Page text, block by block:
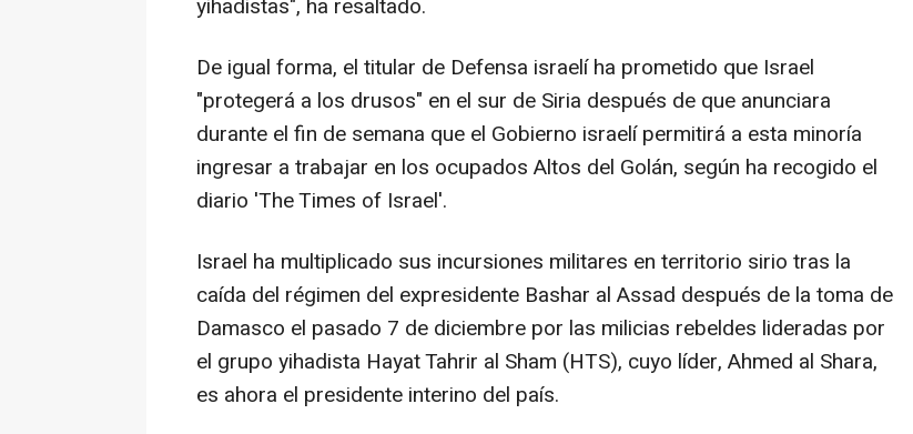
yihadistas", ha resaltado.
De igual forma, el titular de Defensa israelí ha prometido que Israel
"protegerá a los drusos" en el sur de Siria después de que anunciara
durante el fin de semana que el Gobierno israelí permitirá a esta minoría
ingresar a trabajar en los ocupados Altos del Golán, según ha recogido el
diario 'The Times of Israel'.
Israel ha multiplicado sus incursiones militares en territorio sirio tras la
caída del régimen del expresidente Bashar al Assad después de la toma de
Damasco el pasado 7 de diciembre por las milicias rebeldes lideradas por
el grupo yihadista Hayat Tahrir al Sham (HTS), cuyo líder, Ahmed al Shara,
es ahora el presidente interino del país.